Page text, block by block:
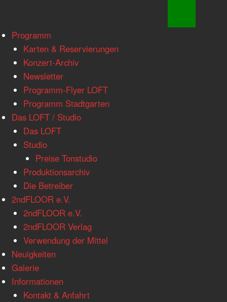
www.loftkoeln.de
navigation
Skip
content
Programm
Karten & Reservierungen
Konzert-Archiv
Newsletter
Programm-Flyer LOFT
Programm Stadtgarten
Das LOFT / Studio
Das LOFT
Studio
Preise Tonstudio
Produktionsarchiv
Die Betreiber
2ndFLOOR e.V.
2ndFLOOR e.V.
2ndFLOOR Verlag
Verwendung der Mittel
Neuigkeiten
Galerie
Informationen
Kontakt & Anfahrt